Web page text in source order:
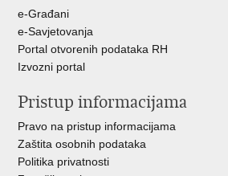
e-Građani
e-Savjetovanja
Portal otvorenih podataka RH
Izvozni portal
Pristup informacijama
Pravo na pristup informacijama
Zaštita osobnih podataka
Politika privatnosti